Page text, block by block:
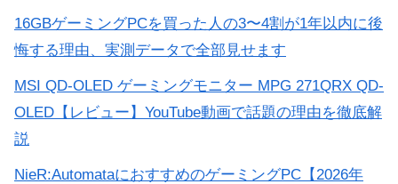
16GBゲーミングPCを買った人の3〜4割が1年以内に後
悔する理由、実測データで全部見せます
MSI QD-OLED ゲーミングモニター MPG 271QRX QD-
OLED【レビュー】YouTube動画で話題の理由を徹底解
説
NieR:AutomataにおすすめのゲーミングPC【2026年